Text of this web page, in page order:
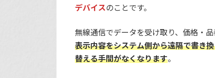
デバイスのことです。
無線通信でデータを受け取り、価格・
表示内容をシステム側から遠隔で書き
替える手間がなくなります。